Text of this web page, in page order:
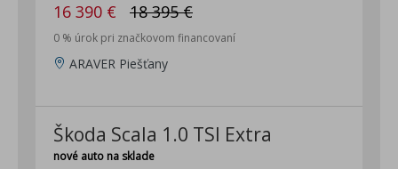
16 390 € 18 395 €
0 % úrok pri značkovom financovaní
ARAVER Piešťany
Škoda Scala 1.0 TSI Extra
nové auto na sklade